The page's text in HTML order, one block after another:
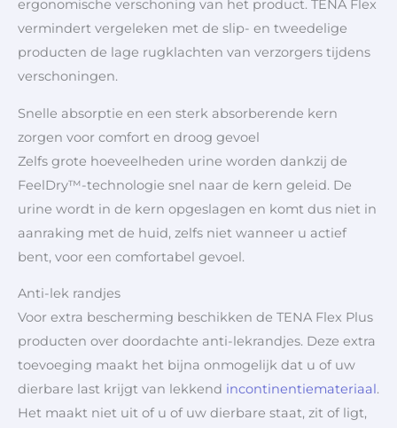
ergonomische verschoning van het product. TENA Flex
vermindert vergeleken met de slip- en tweedelige
producten de lage rugklachten van verzorgers tijdens
verschoningen.
Snelle absorptie en een sterk absorberende kern
zorgen voor comfort en droog gevoel
Zelfs grote hoeveelheden urine worden dankzij de
FeelDry™-technologie snel naar de kern geleid. De
urine wordt in de kern opgeslagen en komt dus niet in
aanraking met de huid, zelfs niet wanneer u actief
bent, voor een comfortabel gevoel.
Anti-lek randjes
Voor extra bescherming beschikken de TENA Flex Plus
producten over doordachte anti-lekrandjes. Deze extra
toevoeging maakt het bijna onmogelijk dat u of uw
dierbare last krijgt van lekkend incontinentiemateriaal .
Het maakt niet uit of u of uw dierbare staat, zit of ligt,